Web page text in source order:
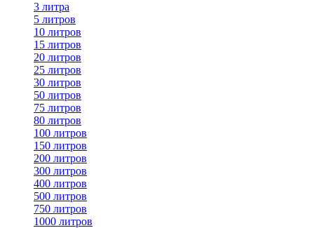
3 литра
5 литров
10 литров
15 литров
20 литров
25 литров
30 литров
50 литров
75 литров
80 литров
100 литров
150 литров
200 литров
300 литров
400 литров
500 литров
750 литров
1000 литров